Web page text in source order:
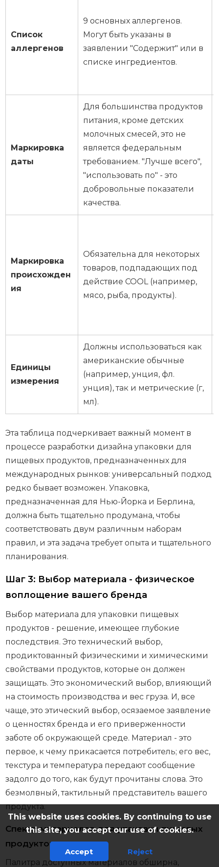
Список
аллергенов
9 основных аллергенов.
Могут быть указаны в
заявлении "Содержит" или в
списке ингредиентов.
Маркировка
даты
Для большинства продуктов
питания, кроме детских
молочных смесей, это не
является федеральным
требованием. "Лучше всего",
"использовать по" - это
добровольные показатели
качества.
Маркировка
происхожден
ия
Обязательна для некоторых
товаров, подпадающих под
действие COOL (например,
мясо, рыба, продукты).
Единицы
измерения
Должны использоваться как
американские обычные
(например, унция, фл.
унция), так и метрические (г,
мл).
Эта таблица подчеркивает важный момент в
процессе разработки дизайна упаковки для
пищевых продуктов, предназначенных для
международных рынков: универсальный подход
редко бывает возможен. Упаковка,
предназначенная для Нью-Йорка и Берлина,
должна быть тщательно продумана, чтобы
соответствовать двум различным наборам
правил, и эта задача требует опыта и тщательного
планирования.
Шаг 3: Выбор материала - физическое
воплощение вашего бренда
Выбор материала для упаковки пищевых
продуктов - решение, имеющее глубокие
последствия. Это технический выбор,
продиктованный физическими и химическими
свойствами продуктов, которые он должен
защищать. Это экономический выбор, влияющий
на стоимость производства и вес груза. И, все
чаще, это этический выбор, осязаемое заявление
о ценностях бренда и его приверженности
заботе об окружающей среде. Материал - это
первое, к чему прикасается потребитель; его вес,
текстура и температура передают сообщение
задолго до того, как будут прочитаны слова. Это
безмолвный, тактильный представитель вашего
продукта.
Спектр материалов для упаковки пищевых
продуктов
Палитра доступных материалов обширна,
This website uses cookies. By continuing to use
this site, you accept our use of cookies.
Accept Reject